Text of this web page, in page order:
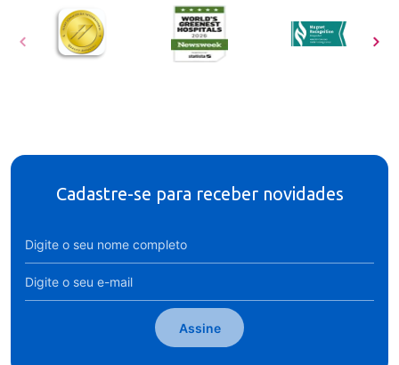
Cadastre-se para receber novidades
Assine